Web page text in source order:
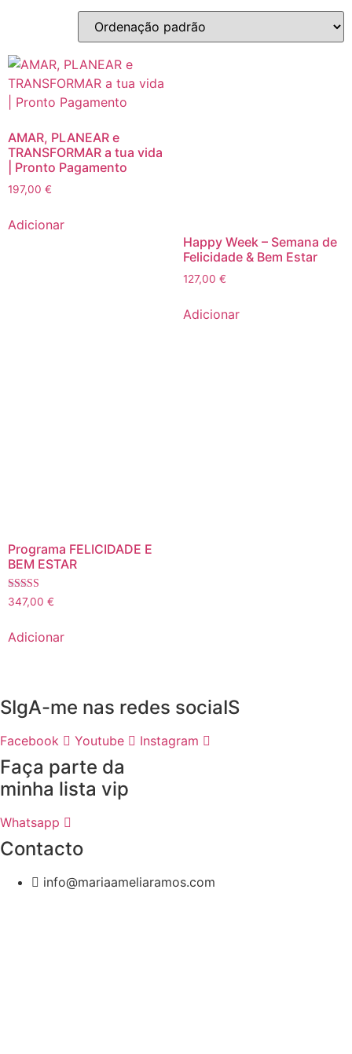
AMAR, PLANEAR e
TRANSFORMAR a tua vida
| Pronto Pagamento
197,00 €
Adicionar
Happy Week – Semana de
Felicidade & Bem Estar
127,00 €
Adicionar
Programa FELICIDADE E
BEM ESTAR
Avaliação
5.00
347,00 €
Adicionar
SIgA-me nas redes sociaIS
Facebook Youtube Instagram
Faça parte da
minha lista vip
Whatsapp
Contacto
info@mariaameliaramos.com